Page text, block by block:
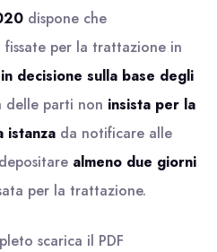
dispone che
fissate per la trattazione in
in decisione sulla base degli
delle parti non insista per la
istanza da notificare alle
almeno due giorni
per la trattazione.
scarica il PDF